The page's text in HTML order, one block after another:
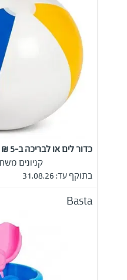
כדור לים או לבריכה ב-5 ₪ במקום 10 ₪
קניונים
בתוקף עד: 31.08.26
Basta